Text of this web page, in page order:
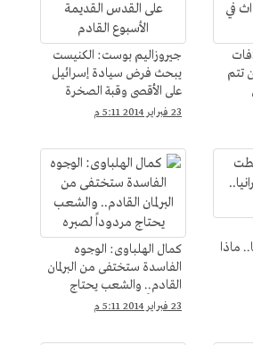
تتم
جيروزاليم بوست: الكنيست
يبحث فرض سيادة إسرائيل
على الأقصى وقبة الصخرة
والسيطرة على القدس
23 فبراير 2014 5:11 م
ماذا
كمال الهلباوى: الوجوه
الفاسدة ستختفى من البرلمان
القادم.. والشعب يحتاج
مردوداً لصبره
23 فبراير 2014 5:11 م